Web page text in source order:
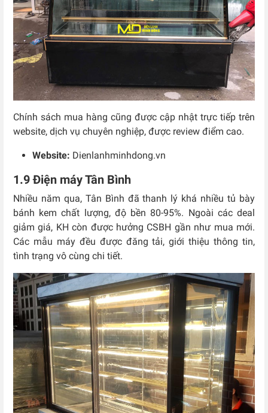
Chính sách mua hàng cũng được cập nhật trực tiếp trên
website, dịch vụ chuyên nghiệp, được review điểm cao.
Website: Dienlanhminhdong.vn
1.9 Điện máy Tân Bình
Nhiều năm qua, Tân Bình đã thanh lý khá nhiều tủ bày
bánh kem chất lượng, độ bền 80-95%. Ngoài các deal
giảm giá, KH còn được hưởng CSBH gần như mua mới.
Các mẫu máy đều được đăng tải, giới thiệu thông tin,
tình trạng vô cùng chi tiết.